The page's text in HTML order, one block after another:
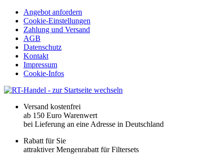
Angebot anfordern
Cookie-Einstellungen
Zahlung und Versand
AGB
Datenschutz
Kontakt
Impressum
Cookie-Infos
Versand kostenfrei
ab 150 Euro Warenwert
bei Lieferung an eine Adresse in Deutschland
Rabatt für Sie
attraktiver Mengenrabatt für Filtersets